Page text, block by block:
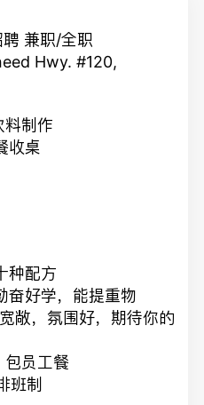
兼职/全职
Hwy. #120,
料制作
收桌
种配方
奋好学，能提重物
敞，氛围好，期待你的
包员工餐
班制